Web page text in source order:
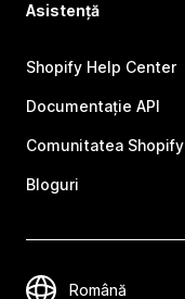
Asistență
Shopify Help Center
Documentație API
Comunitatea Shopify
Bloguri